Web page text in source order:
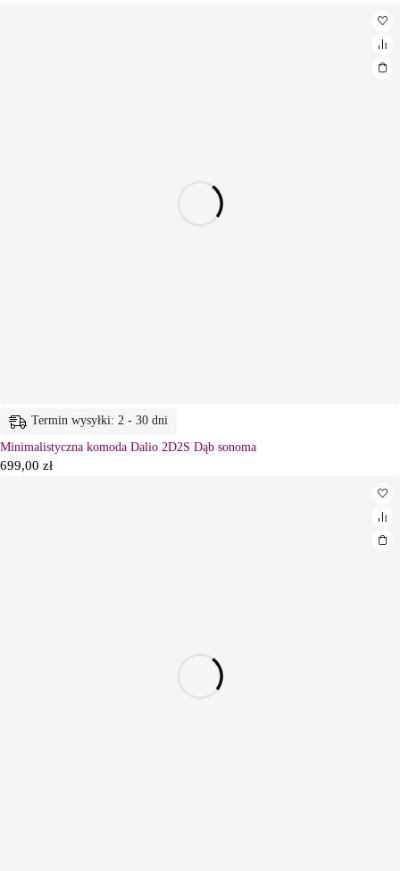
Termin wysyłki: 2 - 30 dni
Minimalistyczna komoda Dalio 2D2S Dąb sonoma
699,00 zł